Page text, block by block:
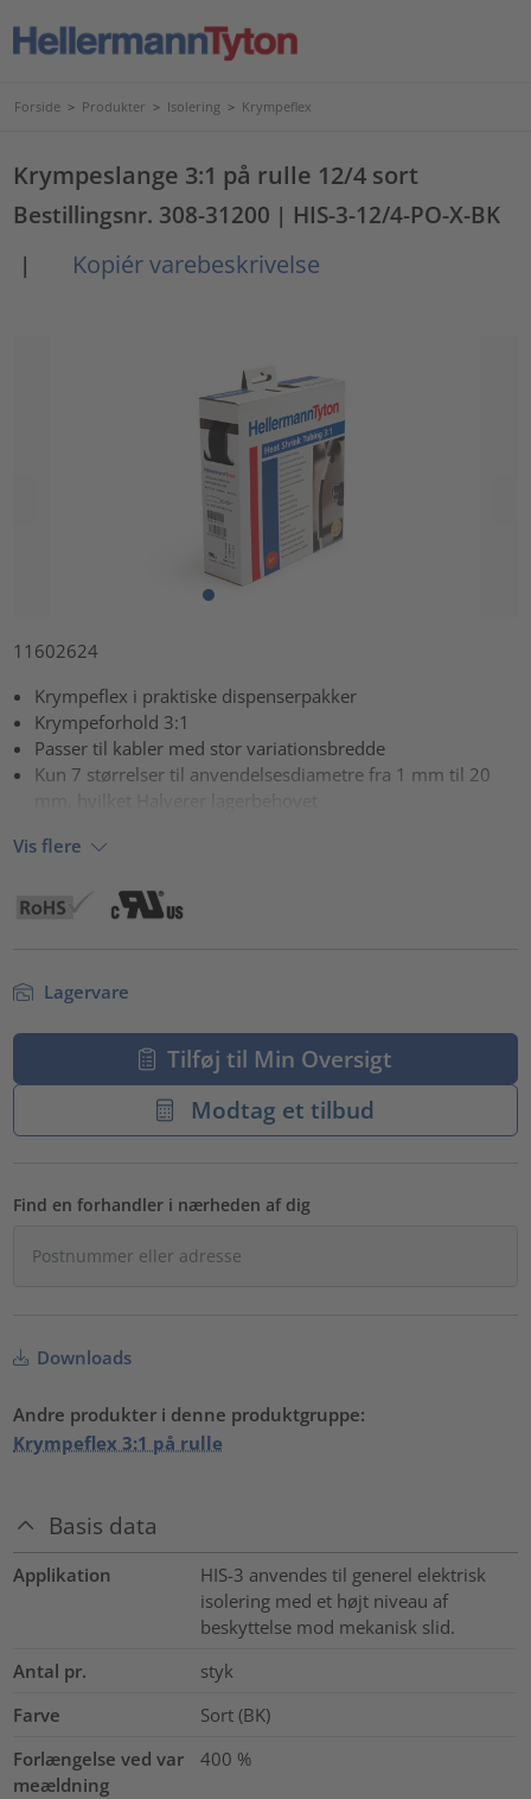
Forside > Produkter > Isolering > Krympeflex
Krympeslange 3:1 på rulle 12/4 sort
Bestillingsnr. 308-31200 | HIS-3-12/4-PO-X-BK
|
Kopiér varebeskrivelse
11602624
Krympeflex i praktiske dispenserpakker
Krympeforhold 3:1
Passer til kabler med stor variationsbredde
Kun 7 størrelser til anvendelsesdiametre fra 1 mm til 20
Vis flere
Lagervare
Tilføj til Min Oversigt
Modtag et tilbud
Find en forhandler i nærheden af dig
Downloads
Andre produkter i denne produktgruppe:
Krympeflex 3:1 på rulle
Basis data
Applikation
HIS-3 anvendes til generel elektrisk
isolering med et højt niveau af
beskyttelse mod mekanisk slid.
Antal pr.
styk
Farve
Sort (BK)
Forlængelse ved var
meældning
400 %